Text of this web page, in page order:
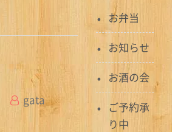
gata
お弁当
お知らせ
お酒の会
ご予約承
り中